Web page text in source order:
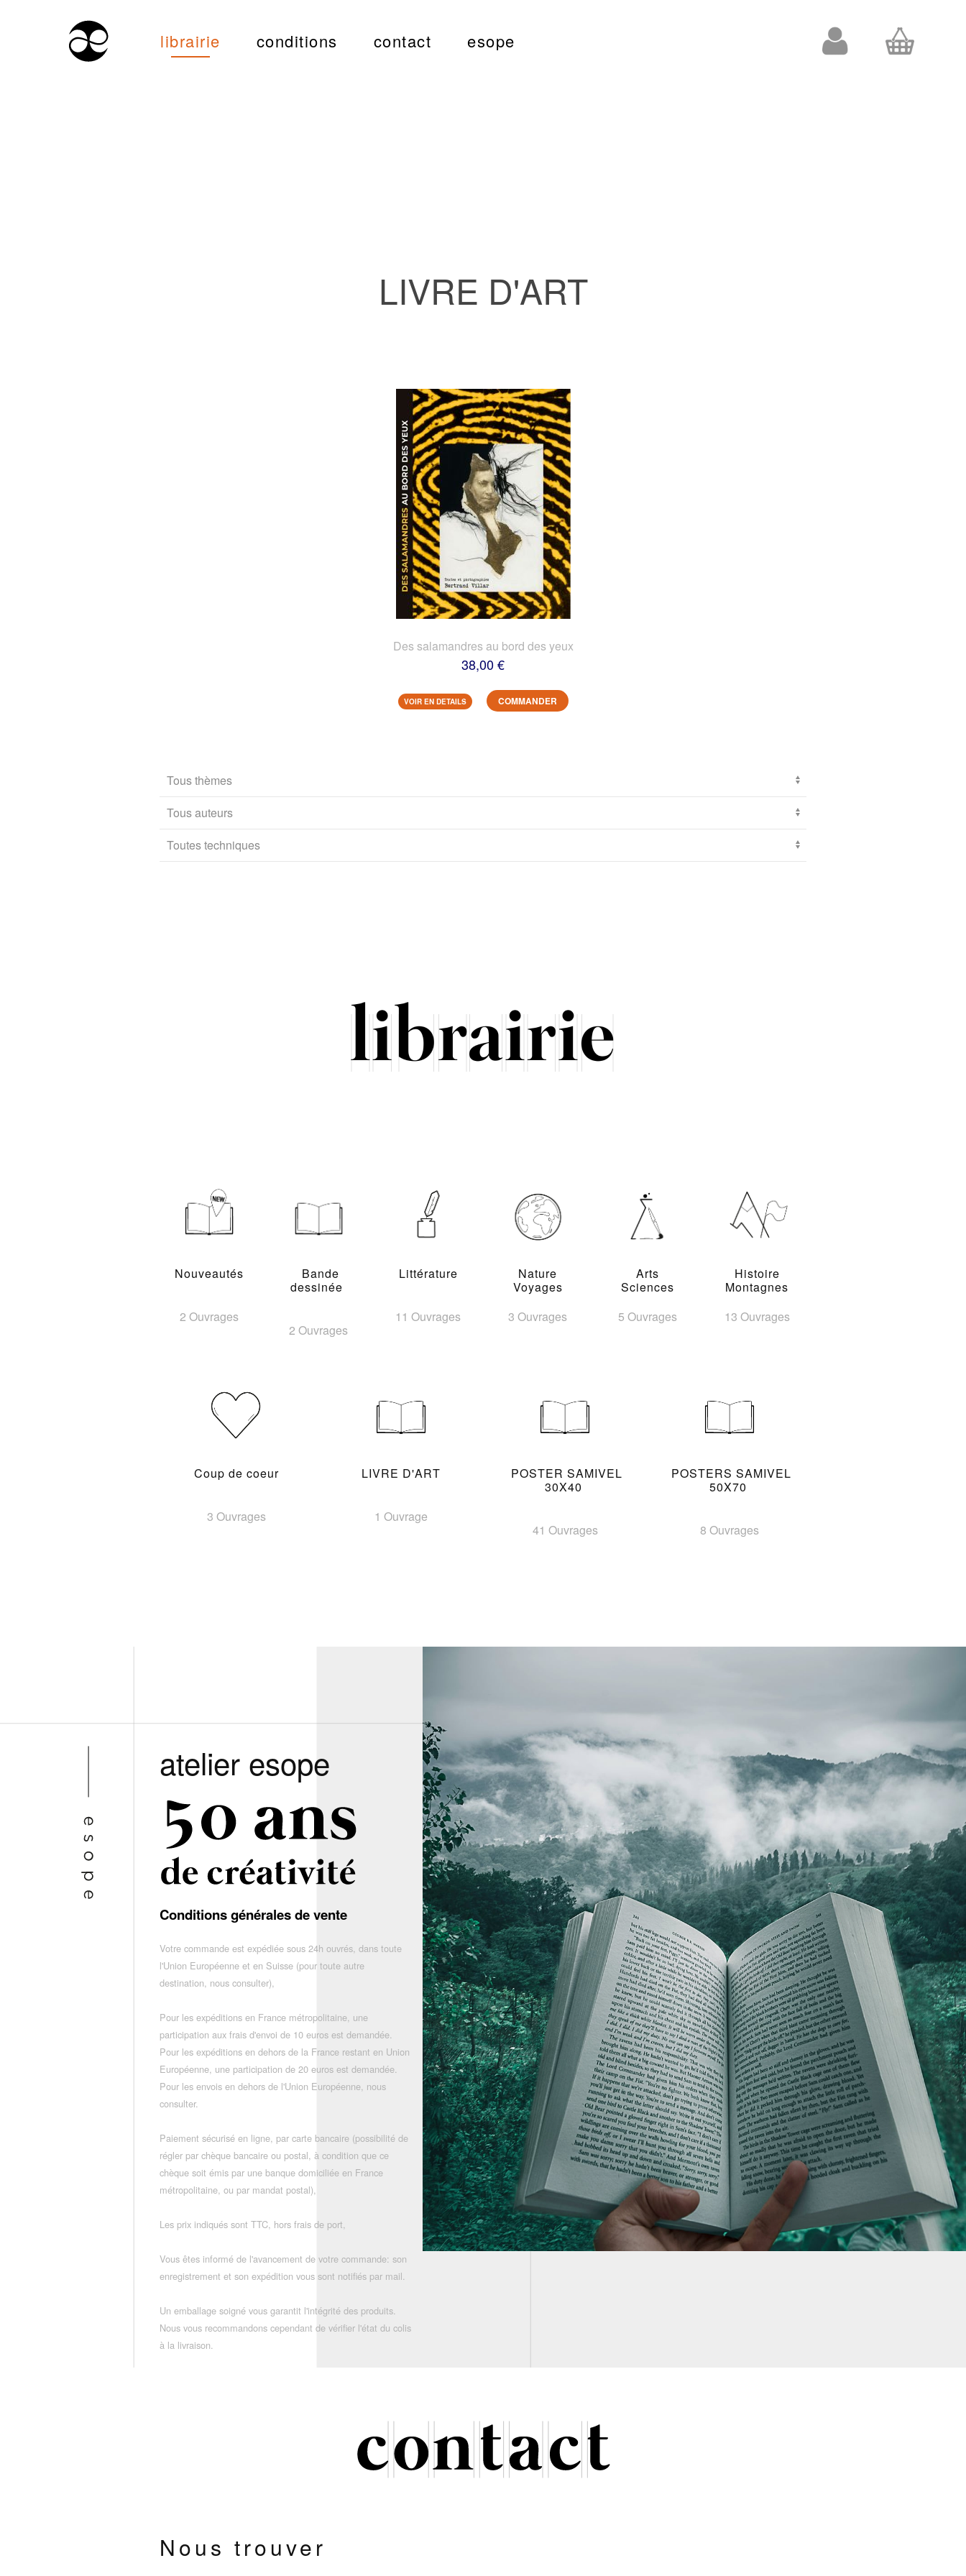
librairie conditions contact esope
LIVRE D'ART
Des salamandres au bord des yeux
38,00 €
VOIR EN DETAILS COMMANDER
Nouveautés
2 Ouvrages
Bande
dessinée
2 Ouvrages
Littérature
11 Ouvrages
Nature
Voyages
3 Ouvrages
Arts
Sciences
5 Ouvrages
Histoire
Montagnes
13 Ouvrages
Coup de coeur
3 Ouvrages
LIVRE D'ART
1 Ouvrage
POSTER SAMIVEL
30X40
41 Ouvrages
POSTERS SAMIVEL
50X70
8 Ouvrages
atelier esope
Conditions générales de vente
Votre commande est expédiée sous 24h ouvrés, dans toute
l'Union Européenne et en Suisse (pour toute autre
destination, nous consulter),
Pour les expéditions en France métropolitaine, une
participation aux frais d'envoi de 10 euros est demandée.
Pour les expéditions en dehors de la France restant en Union
Européenne, une participation de 20 euros est demandée.
Pour les envois en dehors de l'Union Européenne, nous
consulter.
Paiement sécurisé en ligne, par carte bancaire (possibilité de
régler par chèque bancaire ou postal, à condition que ce
chèque soit émis par une banque domiciliée en France
métropolitaine, ou par mandat postal),
Les prix indiqués sont TTC, hors frais de port,
Vous êtes informé de l'avancement de votre commande: son
enregistrement et son expédition vous sont notifiés par mail.
Un emballage soigné vous garantit l'intégrité des produits.
Nous vous recommandons cependant de vérifier l'état du colis
à la livraison.
Nous trouver